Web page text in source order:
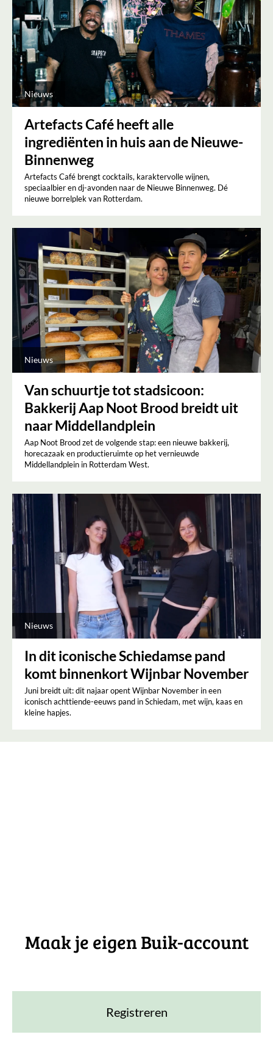
Nieuws
Artefacts Café heeft alle
ingrediënten in huis aan de Nieuwe-
Binnenweg
Artefacts Café brengt cocktails, karaktervolle wijnen,
speciaalbier en dj-avonden naar de Nieuwe Binnenweg. Dé
nieuwe borrelplek van Rotterdam.
Nieuws
Van schuurtje tot stadsicoon:
Bakkerij Aap Noot Brood breidt uit
naar Middellandplein
Aap Noot Brood zet de volgende stap: een nieuwe bakkerij,
horecazaak en productieruimte op het vernieuwde
Middellandplein in Rotterdam West.
Nieuws
In dit iconische Schiedamse pand
komt binnenkort Wijnbar November
Juni breidt uit: dit najaar opent Wijnbar November in een
iconisch achttiende-eeuws pand in Schiedam, met wijn, kaas en
kleine hapjes.
Maak je eigen Buik-account
Registreren